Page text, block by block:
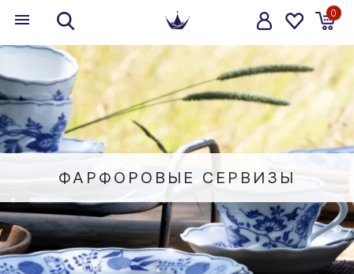
0
ФАРФОРОВЫЕ СЕРВИЗЫ